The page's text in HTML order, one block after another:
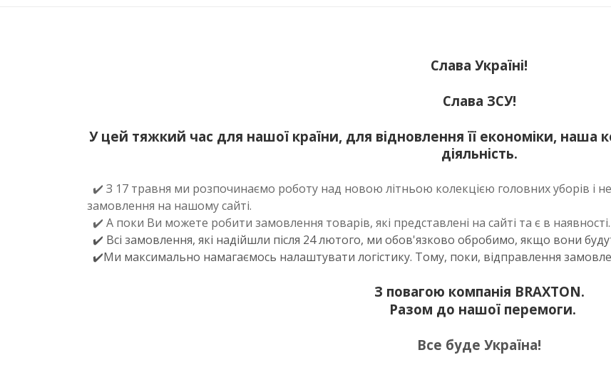
Слава Україні!
Слава ЗСУ!
У цей тяжкий час для нашої країни, для відновлення її економіки, наша
діяльність.
✔️ З 17 травня ми розпочинаємо роботу над новою літньою колекцією головних уборів і
замовлення на нашому сайті.
✔️ А поки Ви можете робити замовлення товарів, які представлені на сайті та є в наявності.
✔️ Всі замовлення, які надійшли після 24 лютого, ми обов'язково обробимо, якщо вони
✔️Ми максимально намагаємось налаштувати логістику. Тому, поки, відправлення
З повагою компанія BRAXTON.
Разом до нашої перемоги.
Все буде Україна!